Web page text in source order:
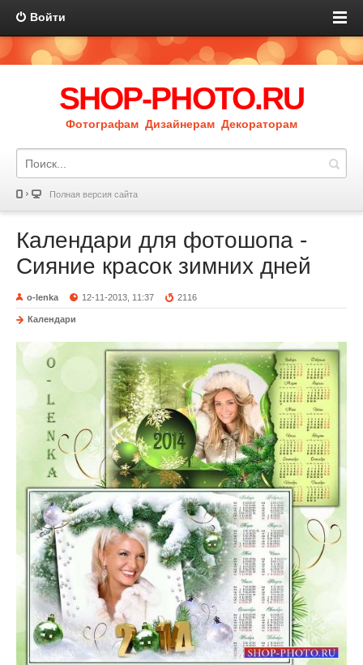
Войти
SHOP-PHOTO.RU
Фотографам Дизайнерам Декораторам
Полная версия сайта
Календари для фотошопа -
Сияние красок зимних дней
o-lenka 12-11-2013, 11:37 2116
Календари